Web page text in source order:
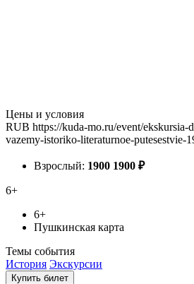
Цены и условия
RUB https://kuda-mo.ru/event/ekskursia-
vazemy-istoriko-literaturnoe-putesestvie-
Взрослый: 1900 1900 ₽
6+
6+
Пушкинская карта
Темы события
История Экскурсии
Купить билет